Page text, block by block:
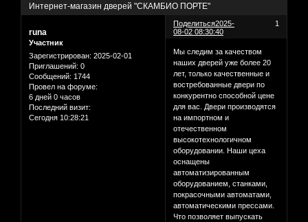
Интернет-магазин дверей "СКАМБИО ПОРТЕ"
Поделиться 1
2025-
08-02 08:30:40
runa
Участник
Зарегистрирован: 2025-02-01
Приглашений: 0
Сообщений: 1744
Провел на форуме:
6 дней 0 часов
Последний визит:
Сегодня 10:28:21
Мы следим за качеством
наших дверей уже более 20
лет, только качественные и
востребованные двери по
конкурентно способной цене
для вас. Двери производятся
на импортном и
отечественном
высокотехнологичном
оборудовании. Наши цеха
оснащены
автоматизированным
оборудованием, станками,
покрасочными автоматами,
автоматическими прессами.
Что позволяет выпускать